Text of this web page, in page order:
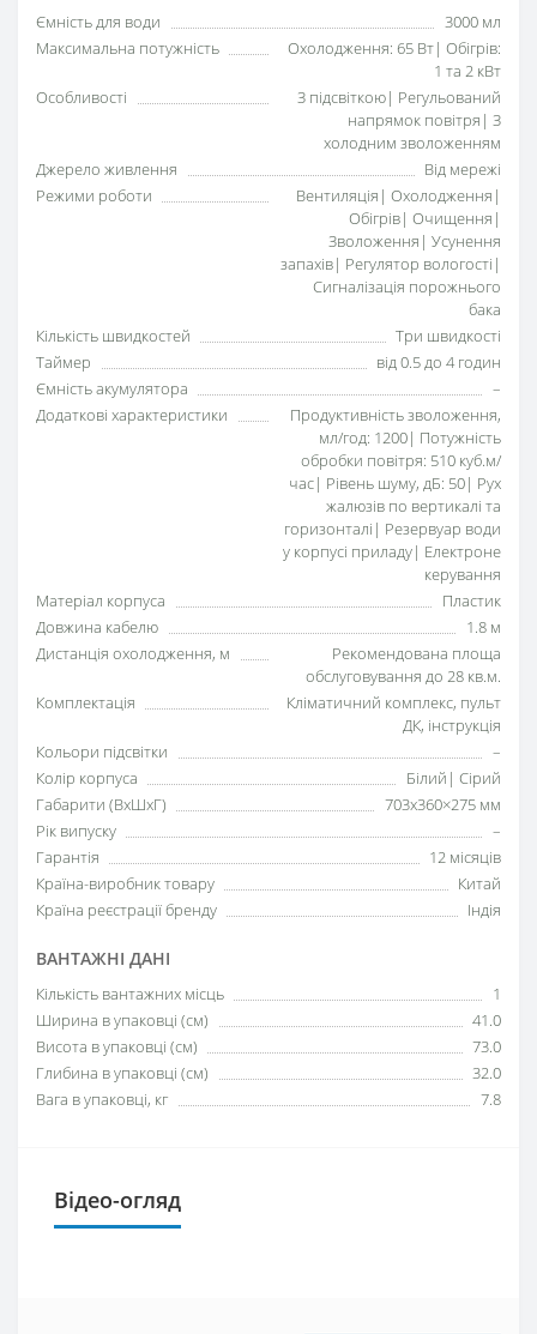
Ємність для води
3000 мл
Максимальна потужність
Охолодження: 65 Вт| Обігрів:
1 та 2 кВт
Особливості
З підсвіткою| Регульований
напрямок повітря| З
холодним зволоженням
Джерело живлення
Від мережі
Режими роботи
Вентиляція| Охолодження|
Обігрів| Очищення|
Зволоження| Усунення
запахів| Регулятор вологості|
Сигналізація порожнього
бака
Кількість швидкостей
Три швидкості
Таймер
від 0.5 до 4 годин
Ємність акумулятора
–
Додаткові характеристики
Продуктивність зволоження,
мл/год: 1200| Потужність
обробки повітря: 510 куб.м/
час| Рівень шуму, дБ: 50| Рух
жалюзів по вертикалі та
горизонталі| Резервуар води
у корпусі приладу| Електроне
керування
Матеріал корпуса
Пластик
Довжина кабелю
1.8 м
Дистанція охолодження, м
Рекомендована площа
обслуговування до 28 кв.м.
Комплектація
Кліматичний комплекс, пульт
ДК, інструкція
Кольори підсвітки
–
Колір корпуса
Білий| Сірий
Габарити (ВхШхГ)
703x360×275 мм
Рік випуску
–
Гарантія
12 місяців
Країна-виробник товару
Китай
Країна реєстрації бренду
Індія
ВАНТАЖНІ ДАНІ
Кількість вантажних місць
1
Ширина в упаковці (см)
41.0
Висота в упаковці (см)
73.0
Глибина в упаковці (см)
32.0
Вага в упаковці, кг
7.8
Відео-огляд